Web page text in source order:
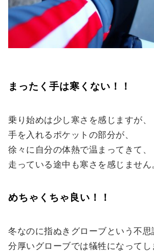
まったく手は寒くない！！
乗り始めは少し寒さを感じますが、
手を入れるポケットの部分が、
徐々に自分の体熱で温まってきて、
走っている途中も寒さを感じません
めちゃくちゃ良い！！
冬なのに指ぬきグローブという不思
分厚いグローブでは犠牲になってし